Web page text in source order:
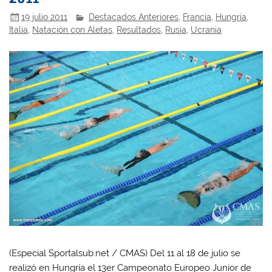
19 julio 2011 Destacados Anteriores Francia Hungría
Italia, Natación con Aletas, Resultados, Rusia, Ucrania
(Especial Sportalsub.net / CMAS) Del 11 al 18 de julio se
realizó en Hungría el 13er Campeonato Europeo Junior de